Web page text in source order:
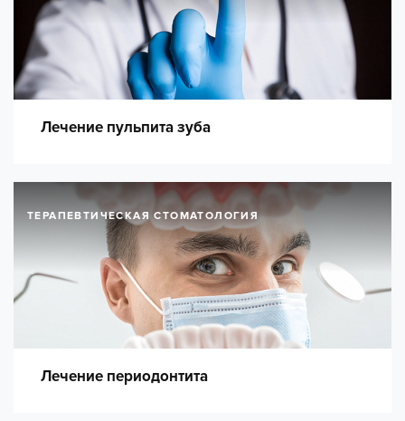
Лечение пульпита зуба
ТЕРАПЕВТИЧЕСКАЯ СТОМАТОЛОГИЯ
Лечение периодонтита